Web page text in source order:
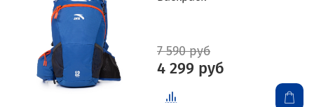
7 590 руб
4 299 руб